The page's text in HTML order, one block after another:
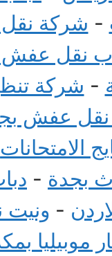
- شركة
نقل
- شركة
نقل عفش
الامتحانات
بجدة -
-
موبيليا